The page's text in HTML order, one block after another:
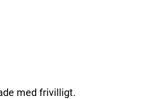
med frivilligt.